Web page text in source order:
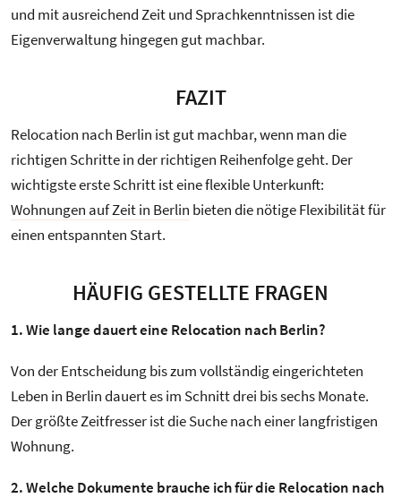
und mit ausreichend Zeit und Sprachkenntnissen ist die
Eigenverwaltung hingegen gut machbar.
FAZIT
Relocation nach Berlin ist gut machbar, wenn man die
richtigen Schritte in der richtigen Reihenfolge geht. Der
wichtigste erste Schritt ist eine flexible Unterkunft:
Wohnungen auf Zeit in Berlin bieten die nötige Flexibilität für
einen entspannten Start.
HÄUFIG GESTELLTE FRAGEN
1. Wie lange dauert eine Relocation nach Berlin?
Von der Entscheidung bis zum vollständig eingerichteten
Leben in Berlin dauert es im Schnitt drei bis sechs Monate.
Der größte Zeitfresser ist die Suche nach einer langfristigen
Wohnung.
2. Welche Dokumente brauche ich für die Relocation nach